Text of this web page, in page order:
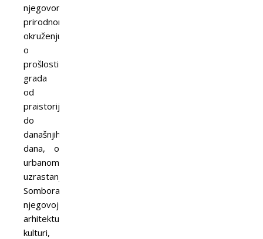
njegovom
prirodnom
okruženju,
o
prošlosti
grada
od
praistorije
do
današnjih
dana, o
urbanom
uzrastanju
Sombora,
njegovoj
arhitekturi,
kulturi,